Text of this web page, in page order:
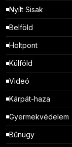
Nyílt Sisak
Belföld
Holtpont
Külföld
Videó
Kárpát-haza
Gyermekvédelem
Bűnügy